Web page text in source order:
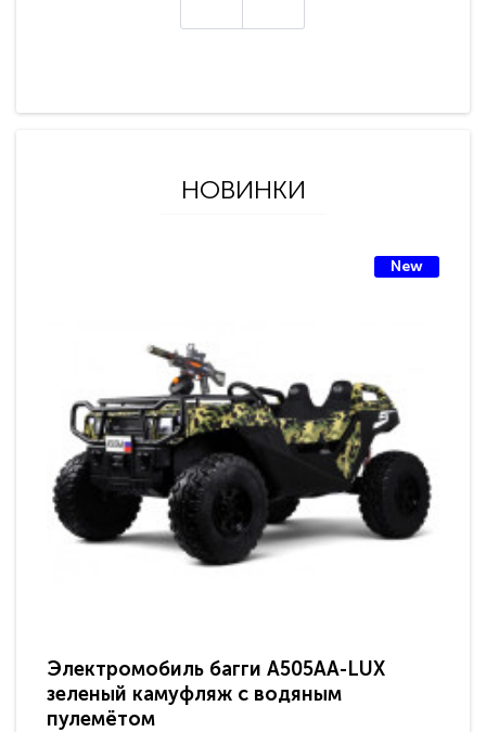
НОВИНКИ
New
Электромобиль багги A505AA-LUX
зеленый камуфляж с водяным
пулемётом